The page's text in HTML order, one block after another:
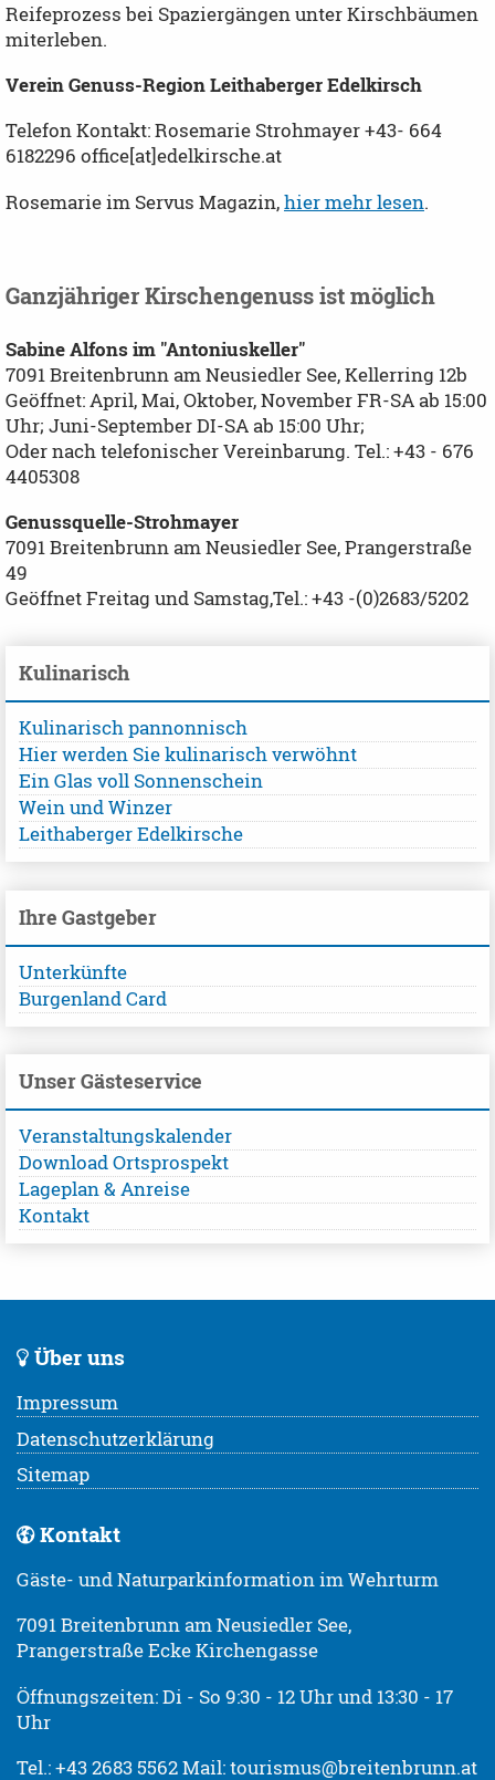
Reifeprozess bei Spaziergängen unter Kirschbäumen
miterleben.
Verein Genuss-Region Leithaberger Edelkirsch
Telefon Kontakt: Rosemarie Strohmayer +43- 664
6182296 office[at]edelkirsche.at
Rosemarie im Servus Magazin,hier mehr lesen.
Ganzjähriger Kirschengenuss ist möglich
Sabine Alfons im "Antoniuskeller"
7091 Breitenbrunn am Neusiedler See, Kellerring 12b
Geöffnet: April, Mai, Oktober, November FR-SA ab 15:00
Uhr; Juni-September DI-SA ab 15:00 Uhr;
Oder nach telefonischer Vereinbarung. Tel.: +43 - 676
4405308
Genussquelle-Strohmayer
7091 Breitenbrunn am Neusiedler See, Prangerstraße
49
Geöffnet Freitag und Samstag,Tel.: +43 -(0)2683/5202
Kulinarisch
Kulinarisch pannonnisch
Hier werden Sie kulinarisch verwöhnt
Ein Glas voll Sonnenschein
Wein und Winzer
Leithaberger Edelkirsche
Ihre Gastgeber
Unterkünfte
Burgenland Card
Unser Gästeservice
Veranstaltungskalender
Download Ortsprospekt
Lageplan & Anreise
Kontakt
Über uns
Impressum
Datenschutzerklärung
Sitemap
Kontakt
Gäste- und Naturparkinformation im Wehrturm
7091 Breitenbrunn am Neusiedler See,
Prangerstraße Ecke Kirchengasse
Öffnungszeiten: Di - So 9:30 - 12 Uhr und 13:30 - 17
Uhr
Tel.: +43 2683 5562 Mail: tourismus@breitenbrunn.at